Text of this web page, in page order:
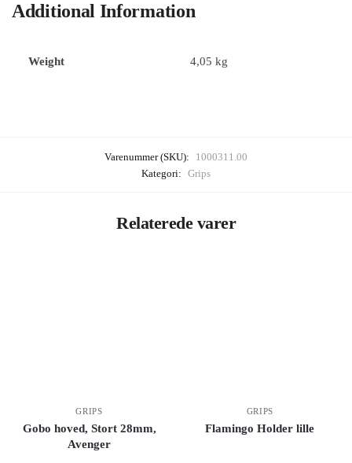
Additional Information
Weight 4,05 kg
Varenummer (SKU):
1000311.00
Kategori: Grips
Relaterede varer
GRIPS
Gobo hoved, Stort 28mm,
Avenger
GRIPS
Flamingo Holder lille